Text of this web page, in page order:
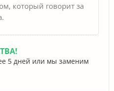
который говорит за
5 дней или мы заменим